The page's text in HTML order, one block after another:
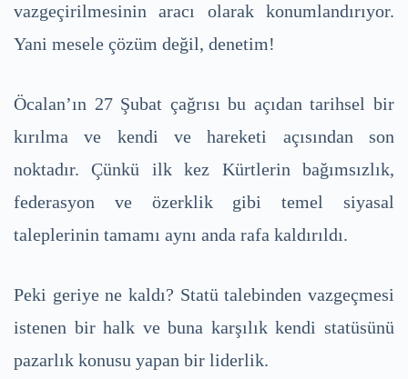
vazgeçirilmesinin aracı olarak konumlandırıyor.
Yani mesele çözüm değil, denetim!
Öcalan’ın 27 Şubat çağrısı bu açıdan tarihsel bir
kırılma ve kendi ve hareketi açısından son
noktadır. Çünkü ilk kez Kürtlerin bağımsızlık,
federasyon ve özerklik gibi temel siyasal
taleplerinin tamamı aynı anda rafa kaldırıldı.
Peki geriye ne kaldı? Statü talebinden vazgeçmesi
istenen bir halk ve buna karşılık kendi statüsünü
pazarlık konusu yapan bir liderlik.